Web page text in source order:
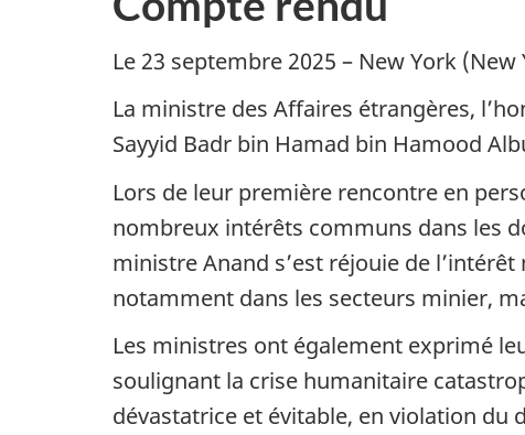
Le 23 septembre 2025 – New York
La ministre des Affaires étrangères,
Sayyid Badr bin Hamad bin Hamood
Lors de leur première rencontre en
nombreux intérêts communs dans les
ministre Anand s’est réjouie de
notamment dans les secteurs minier,
Les ministres ont également exprimé
soulignant la crise humanitaire
dévastatrice et évitable, en violation